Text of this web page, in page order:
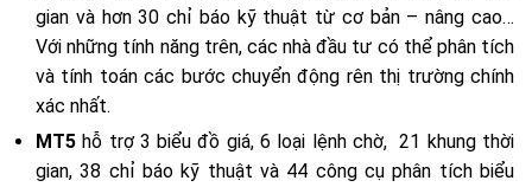
gian và hơn 30 chỉ báo kỹ thuật từ cơ bản – nâng cao…
Với những tính năng trên, các nhà đầu tư có thể phân tích
và tính toán các bước chuyển động rên thị trường chính
xác nhất.
MT5 hỗ trợ 3 biểu đồ giá, 6 loại lệnh chờ, 21 khung thời
gian, 38 chỉ báo kỹ thuật và 44 công cụ phân tích biểu